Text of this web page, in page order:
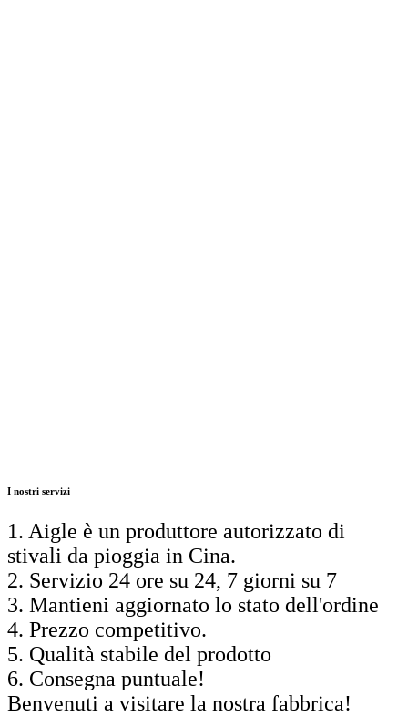
I nostri servizi
1. Aigle è un produttore autorizzato di
stivali da pioggia in Cina.
2. Servizio 24 ore su 24, 7 giorni su 7
3. Mantieni aggiornato lo stato dell'ordine
4. Prezzo competitivo.
5. Qualità stabile del prodotto
6. Consegna puntuale!
Benvenuti a visitare la nostra fabbrica!